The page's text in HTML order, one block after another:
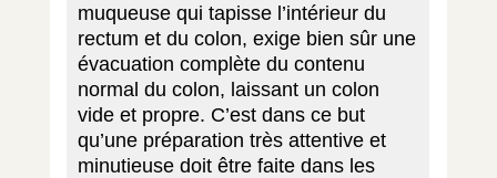
muqueuse qui tapisse l’intérieur du
rectum et du colon, exige bien sûr une
évacuation complète du contenu
normal du colon, laissant un colon
vide et propre. C’est dans ce but
qu’une préparation très attentive et
minutieuse doit être faite dans les